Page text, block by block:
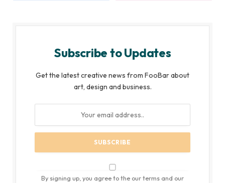
Subscribe to Updates
Get the latest creative news from FooBar about
art, design and business.
By signing up, you agree to the our terms and our